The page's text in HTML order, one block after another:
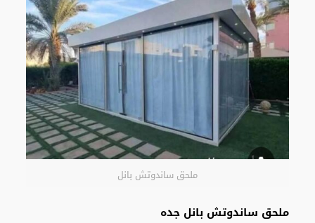
ملحق ساندوتش بانل
ملحق ساندوتش بانل جده